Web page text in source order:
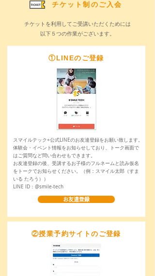
​チケット制のご入会
チケットを利用してご受講いただくためには
以下５つの作業がございます。
​①LINEのご登録
スマイルテック+公式LINEのお友達登録をお願い致します。
体験会・イベント情報をお知らせしており、トーク画面で
はご質問など問い合わせもできます。
お友達登録の後、受講するお子様のフルネームと読み仮名
をトークでお知らせください。（例：スマイル太郎（すま
いる たろう））
LINE ID：@smile-tech
お友達登録
②​授業予約サイトのご登録